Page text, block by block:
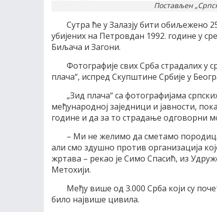
Постављен
Сутра ће у Залазју бити обиљежено
убијених на Петровдан 1992. године у
Биљача и Загони.
Фотографије свих Срба страдалих
плача“, испред Скупштине Србије у
„Зид плача“ са фотографијама
међународној заједници и јавности,
године и да за то страдање одговорни
– Ми не желимо да сметамо
али смо здушно против организација
жртава – рекао је Симо Спасић, из
Метохији.
Међу више од 3.000 Срба који су
било највише цивила.